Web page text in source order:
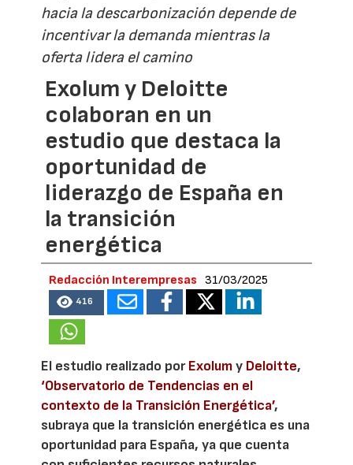
hacia la descarbonización depende de
incentivar la demanda mientras la
oferta lidera el camino
Exolum y Deloitte
colaboran en un
estudio que destaca la
oportunidad de
liderazgo de España en
la transición
energética
Redacción Interempresas 31/03/2025
416
El estudio realizado porExolumy Deloitte,
‘Observatorio de Tendencias en el
contexto de la Transición Energética’,
subraya que la transición energética es una
oportunidad para España, ya que cuenta